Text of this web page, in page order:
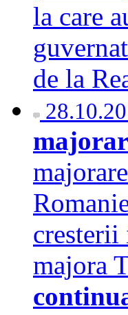
la care
de la
cresterii
majora